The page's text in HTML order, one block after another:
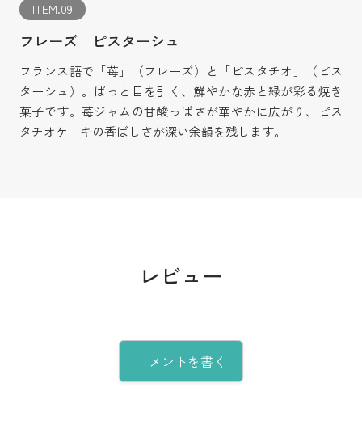
ITEM.09
フレーズ ピスターシュ
フランス語で「苺」（フレーズ）と「ピスタチオ」（ピス
ターシュ）。ぱっと目を引く、鮮やかな赤と緑が彩る焼き
菓子です。苺ジャムの甘酸っぱさが華やかに広がり、ピス
タチオケーキの香ばしさが深い余韻を残します。
レビュー
コメントを書く